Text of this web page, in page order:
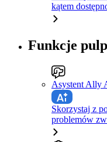
kątem
Funkcje
Asystent Ally
Skorzystaj z
problemów